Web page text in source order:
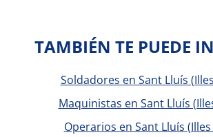
TAMBIÉN TE PUEDE
Soldadores en Sant Lluís
Maquinistas en Sant Lluís
Operarios en Sant Lluís